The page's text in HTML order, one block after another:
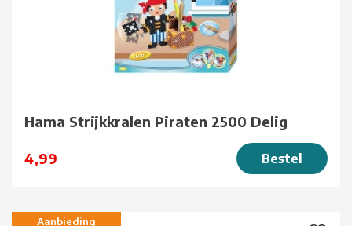
Hama Strijkkralen Piraten 2500 Delig
4,99 Bestel
Aanbieding